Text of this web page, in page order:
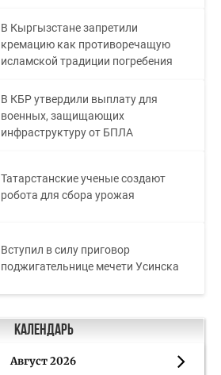
В Кыргызстане запретили
кремацию как противоречащую
исламской традиции погребения
В КБР утвердили выплату для
военных, защищающих
инфраструктуру от БПЛА
Татарстанские ученые создают
робота для сбора урожая
Вступил в силу приговор
поджигательнице мечети Усинска
Календарь
Август 2026